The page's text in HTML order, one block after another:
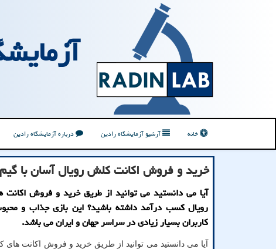
خانه آرشیو آزمایشگاه رادین درباره آزمایشگاه رادین
خرید و فروش اکانت کلش رویال آسان با
آیا می دانستید می توانید از طریق خرید و فروش
رویال کسب درآمد داشته باشید؟ این بازی جذاب و
کاربران بسیار زیادی در سراسر جهان و ایران می باشد.
آیا می دانستید می توانید از طریق خرید و فروش اکانت های